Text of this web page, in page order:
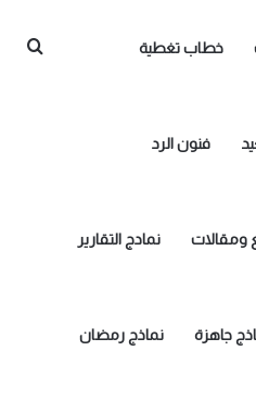
خطاب تغطية
فنون الرد
ومقالات نمادج التقارير
جاهزة نماذج رمضان
بحث